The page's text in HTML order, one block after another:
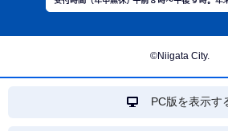
©Niigata City.
PC版を表示す